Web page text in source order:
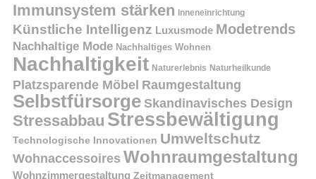
Immunsystem stärken Inneneinrichtung
Künstliche Intelligenz Luxusmode Modetrends
Nachhaltige Mode Nachhaltiges Wohnen
Nachhaltigkeit Naturerlebnis Naturheilkunde
Platzsparende Möbel Raumgestaltung
Selbstfürsorge Skandinavisches Design
Stressabbau Stressbewältigung
Technologische Innovationen Umweltschutz
Wohnaccessoires Wohnraumgestaltung
Wohnzimmergestaltung Zeitmanagement